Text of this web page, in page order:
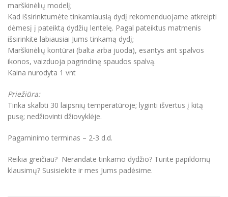
marškinėlių modelį;
Kad išsirinktumėte tinkamiausią dydį rekomenduojame atkreipti
dėmesį į pateiktą dydžių lentelę. Pagal pateiktus matmenis
išsirinkite labiausiai Jums tinkamą dydį;
Marškinėlių kontūrai (balta arba juoda), esantys ant spalvos
ikonos, vaizduoja pagrindinę spaudos spalvą.
Kaina nurodyta 1 vnt
Priežiūra:
Tinka skalbti 30 laipsnių temperatūroje; lyginti išvertus į kitą
pusę; nedžiovinti džiovyklėje.
Pagaminimo terminas – 2-3 d.d.
Reikia greičiau? Nerandate tinkamo dydžio? Turite papildomų
klausimų? Susisiekite ir mes Jums padėsime.